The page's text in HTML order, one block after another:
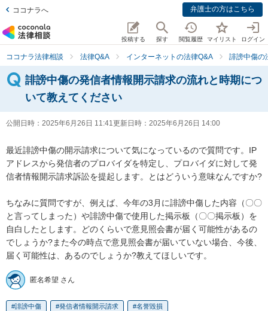
ココナラへ 弁護士の方はこちら
投稿する 探す 閲覧履歴 マイリスト ログイン
ココナラ法律相談 法律Q&A インターネットの法律Q&A 誹謗中傷の
誹謗中傷の発信者情報開示請求の流れと時期につ
いて教えてください
公開日時： 2025年6月26日 11:41更新日時： 2025年6月26日 14:00
最近誹謗中傷の開示請求について気になっているので質問です。IP
アドレスから発信者のプロバイダを特定し、プロバイダに対して発
信者情報開示請求訴訟を提起します。とはどういう意味なんですか?
ちなみに質問ですが、例えば、今年の3月に誹謗中傷した内容（〇〇
と言ってしまった）や誹謗中傷で使用した掲示板（〇〇掲示板）を
自白したとします。どのくらいで意見照会書が届く可能性があるの
でしょうか?また今の時点で意見照会書が届いていない場合、今後、
届く可能性は、あるのでしょうか?教えてほしいです。
匿名希望 さん
誹謗中傷 発信者情報開示請求 名誉毀損